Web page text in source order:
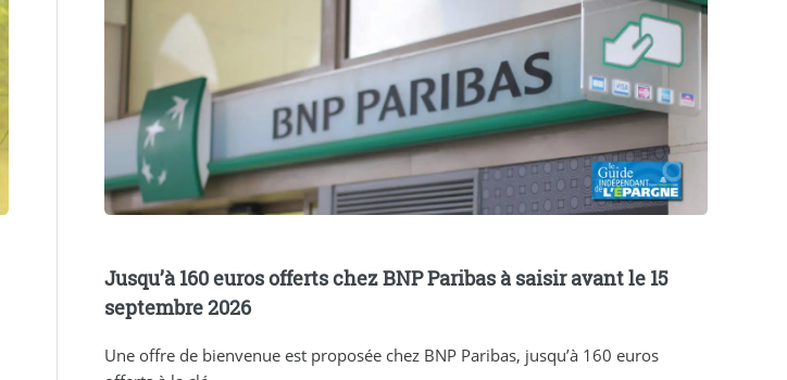
Jusqu’à 160 euros offerts chez BNP Paribas à saisir avant le 15
septembre 2026
Une offre de bienvenue est proposée chez BNP Paribas, jusqu’à 160 euros